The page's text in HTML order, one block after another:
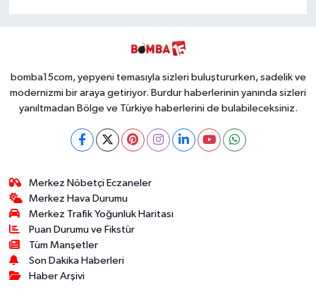
bomba15com, yepyeni temasıyla sizleri buluştururken, sadelik ve
modernizmi bir araya getiriyor. Burdur haberlerinin yanında sizleri
yanıltmadan Bölge ve Türkiye haberlerini de bulabileceksiniz.
Merkez Nöbetçi Eczaneler
Merkez Hava Durumu
Merkez Trafik Yoğunluk Haritası
Puan Durumu ve Fikstür
Tüm Manşetler
Son Dakika Haberleri
Haber Arşivi